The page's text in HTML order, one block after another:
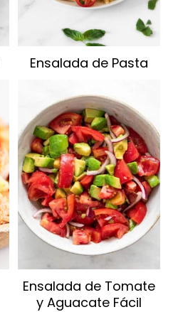
Ensalada de Pasta
Ensalada de Tomate
y Aguacate Fácil